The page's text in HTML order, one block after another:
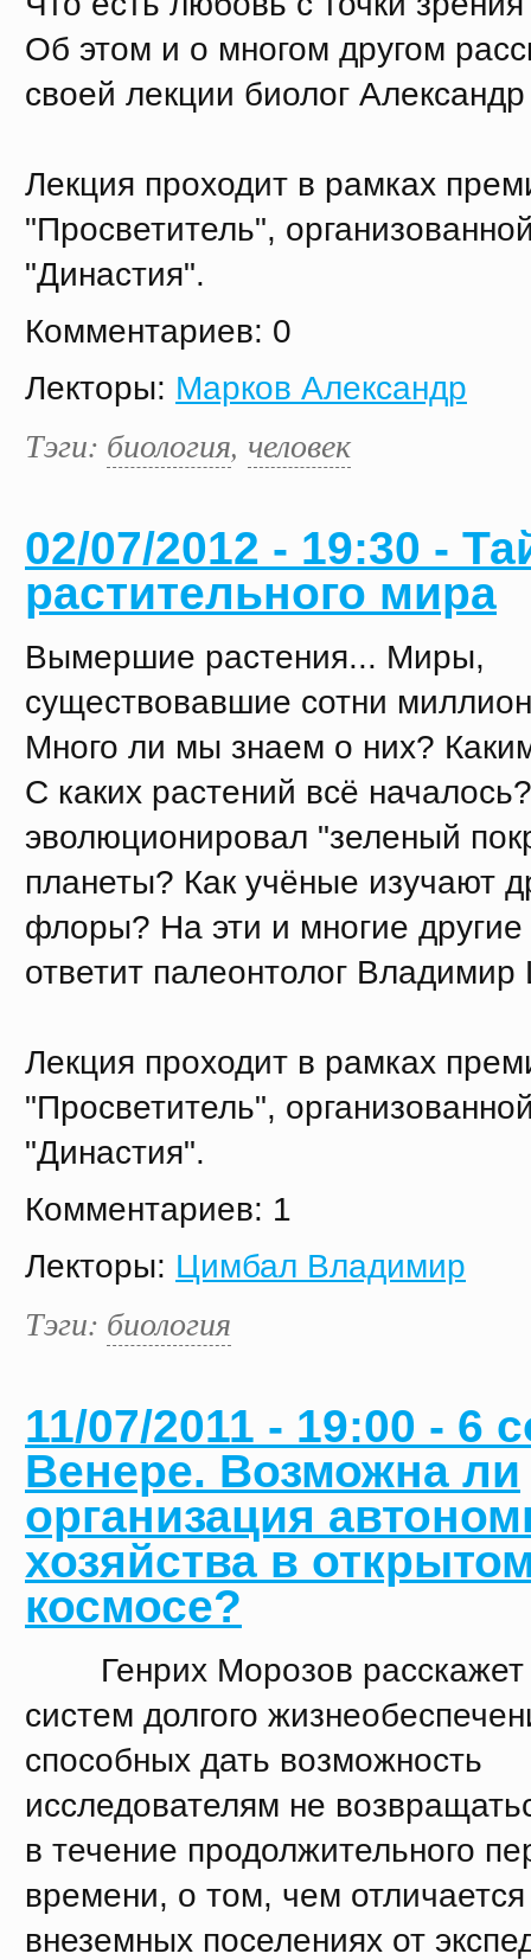
Об этом и о многом другом
своей лекции биолог
Лекция проходит в рамках
"Просветитель",
"Династия".
Комментариев: 0
Лекторы: Марков Александр
Тэги: биология, человек
02/07/2012 - 19:30 -
растительного мира
Вымершие растения... Миры,
существовавшие сотни
Много ли мы знаем о них?
С каких растений всё
эволюционировал "зеленый
планеты? Как учёные изучают
флоры? На эти и многие
ответит палеонтолог
Лекция проходит в рамках
"Просветитель",
"Династия".
Комментариев: 1
Лекторы: Цимбал Владимир
Тэги: биология
11/07/2011 - 19:00 - 6
Венере. Возможна ли
организация
хозяйства в
космосе?
Генрих Морозов расскажет
систем долгого
способных дать возможность
исследователям не
в течение продолжительного
времени, о том, чем
внеземных поселениях от